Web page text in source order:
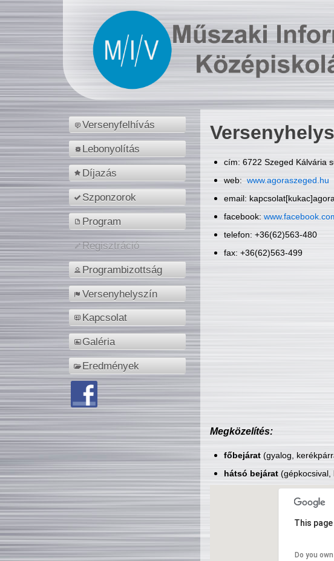
Versenyfelhívás
Lebonyolítás
Díjazás
Szponzorok
Program
Regisztráció
Programbizottság
Versenyhelyszín
Kapcsolat
Galéria
Eredmények
cím: 6722 Szeged Kálvária
web: www.agoraszeged.hu
email:
facebook:
telefon: +36(62)563-480
fax: +36(62)563-499
Megközelítés:
főbejárat(gyalog,
hátsó bejárat(gépkocsival,
This
Do you